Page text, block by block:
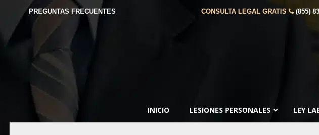
PREGUNTAS FRECUENTES CONSULTA LEGAL GRATIS (855)
INICIO LESIONES PERSONALES LEY